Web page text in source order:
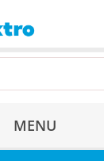
MENU